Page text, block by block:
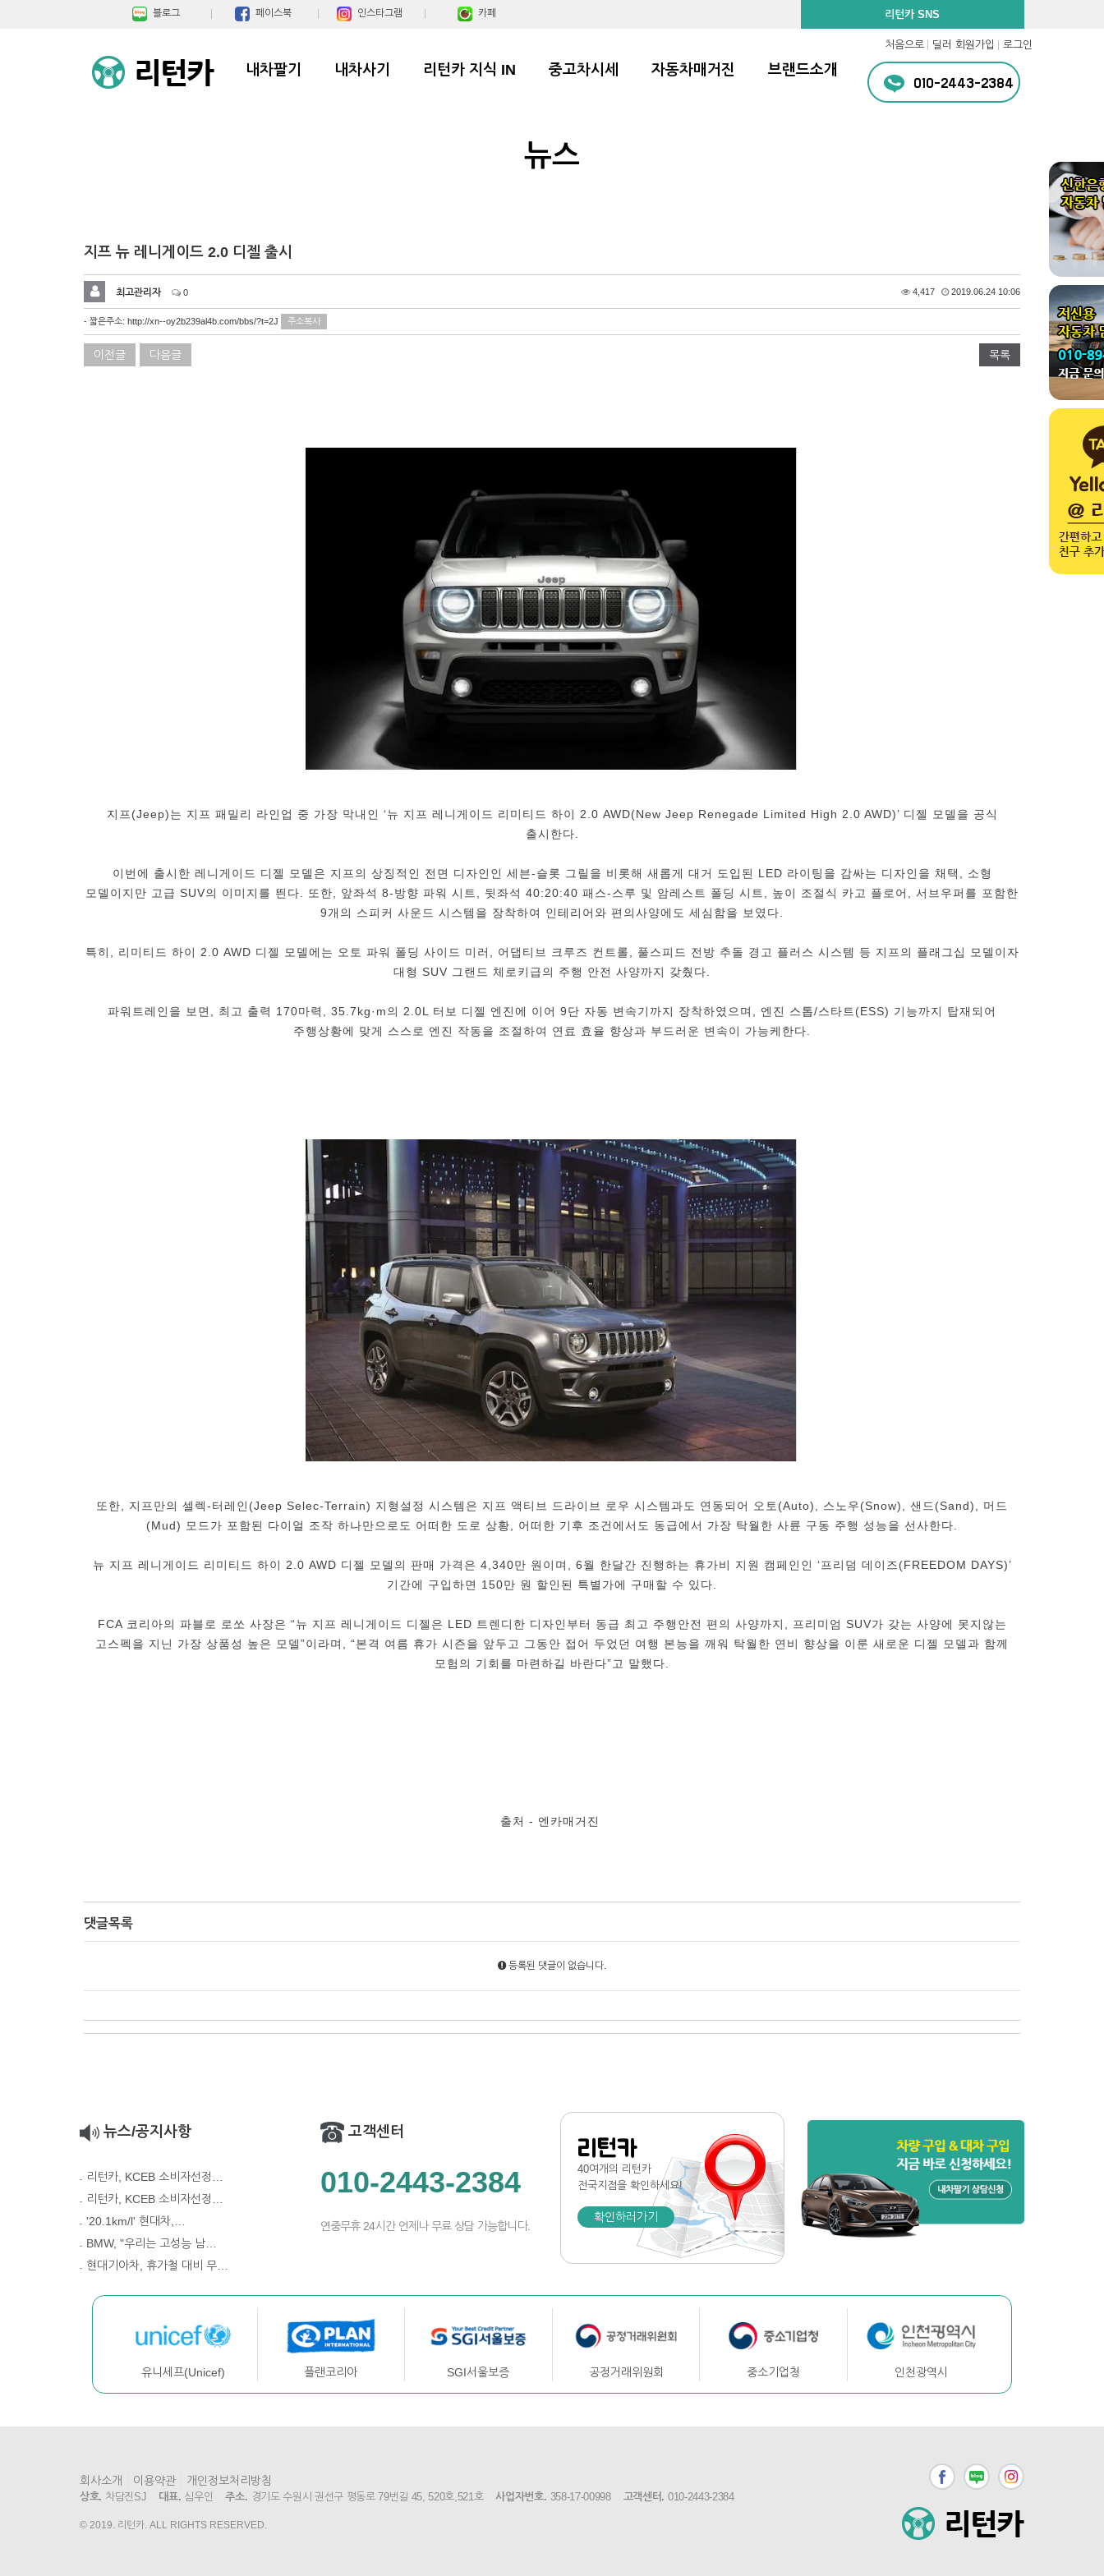
블로그 페이스북 인스타그램 카페 리턴카 SNS
내차팔기 내차사기 리턴카 지식 IN 중고차시세 자동차매거진 브랜드소개
처음으로 딜러 회원가입 로그인
010-2443-2384
뉴스
지프 뉴 레니게이드 2.0 디젤 출시
최고관리자 0 4,417 2019.06.24 10:06
- 짧은주소: http://xn--oy2b239al4b.com/bbs/?t=2J 주소복사
이전글 다음글 목록
지프(Jeep)는 지프 패밀리 라인업 중 가장 막내인 ‘뉴 지프 레니게이드 리미티드 하이 2.0 AWD(New Jeep Renegade Limited High 2.0 AWD)’ 디젤 모델을 공식
출시한다.
이번에 출시한 레니게이드 디젤 모델은 지프의 상징적인 전면 디자인인 세븐-슬롯 그릴을 비롯해 새롭게 대거 도입된 LED 라이팅을 감싸는 디자인을 채택, 소형
모델이지만 고급 SUV의 이미지를 띈다. 또한, 앞좌석 8-방향 파워 시트, 뒷좌석 40:20:40 패스-스루 및 암레스트 폴딩 시트, 높이 조절식 카고 플로어, 서브우퍼를 포함한
9개의 스피커 사운드 시스템을 장착하여 인테리어와 편의사양에도 세심함을 보였다.
특히, 리미티드 하이 2.0 AWD 디젤 모델에는 오토 파워 폴딩 사이드 미러, 어댑티브 크루즈 컨트롤, 풀스피드 전방 추돌 경고 플러스 시스템 등 지프의 플래그십 모델이자
대형 SUV 그랜드 체로키급의 주행 안전 사양까지 갖췄다.
파워트레인을 보면, 최고 출력 170마력, 35.7kg·m의 2.0L 터보 디젤 엔진에 이어 9단 자동 변속기까지 장착하였으며, 엔진 스톱/스타트(ESS) 기능까지 탑재되어
주행상황에 맞게 스스로 엔진 작동을 조절하여 연료 효율 향상과 부드러운 변속이 가능케한다.
또한, 지프만의 셀렉-터레인(Jeep Selec-Terrain) 지형설정 시스템은 지프 액티브 드라이브 로우 시스템과도 연동되어 오토(Auto), 스노우(Snow), 샌드(Sand), 머드
(Mud) 모드가 포함된 다이얼 조작 하나만으로도 어떠한 도로 상황, 어떠한 기후 조건에서도 동급에서 가장 탁월한 사륜 구동 주행 성능을 선사한다.
뉴 지프 레니게이드 리미티드 하이 2.0 AWD 디젤 모델의 판매 가격은 4,340만 원이며, 6월 한달간 진행하는 휴가비 지원 캠페인인 ‘프리덤 데이즈(FREEDOM DAYS)’
기간에 구입하면 150만 원 할인된 특별가에 구매할 수 있다.
FCA 코리아의 파블로 로쏘 사장은 “뉴 지프 레니게이드 디젤은 LED 트렌디한 디자인부터 동급 최고 주행안전 편의 사양까지, 프리미엄 SUV가 갖는 사양에 못지않는
고스펙을 지닌 가장 상품성 높은 모델”이라며, “본격 여름 휴가 시즌을 앞두고 그동안 접어 두었던 여행 본능을 깨워 탁월한 연비 향상을 이룬 새로운 디젤 모델과 함께
모험의 기회를 마련하길 바란다”고 말했다.
출처 - 엔카매거진
댓글목록
등록된 댓글이 없습니다.
뉴스/공지사항
리턴카, KCEB 소비자선정…
리턴카, KCEB 소비자선정…
'20.1km/l' 현대차,…
BMW, "우리는 고성능 남…
현대기아차, 휴가철 대비 무…
고객센터
010-2443-2384
연중무휴 24시간 언제나 무료 상담 가능합니다.
리턴카
40여개의 리턴카
전국지점을 확인하세요!
확인하러가기
유니세프(Unicef) 플랜코리아 SGI서울보증 공정거래위원회 중소기업청 인천광역시
회사소개 이용약관 개인정보처리방침
상호. 차담진SJ 대표. 심우인 주소. 경기도 수원시 권선구 평동로 79번길 45, 520호,521호 사업자번호. 358-17-00998 고객센터. 010-2443-2384
© 2019. 리턴카. ALL RIGHTS RESERVED.